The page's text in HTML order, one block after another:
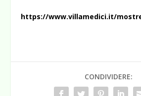
https://www.villamedici.it/
CONDIVIDERE: